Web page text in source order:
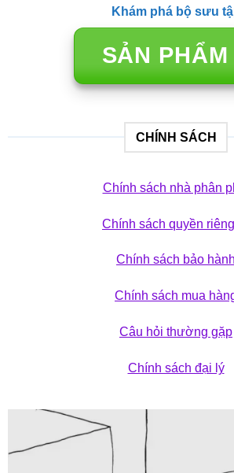
Khám phá bộ sưu
SẢN PHẨM
CHÍNH SÁCH
Chính sách nhà phân
Chính sách quyền
Chính sách bảo hành
Chính sách mua
Câu hỏi thường gặp
Chính sách đại lý